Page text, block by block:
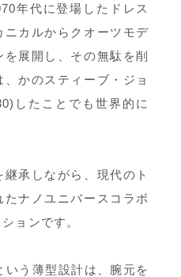
年代に登場したドレス
カルからクオーツモデ
展開し、その無駄を削
かのスティーブ・ジョ
したことでも世界的に
承しながら、現代のト
ナノユニバースコラボ
ョンです。
う薄型設計は、腕元を